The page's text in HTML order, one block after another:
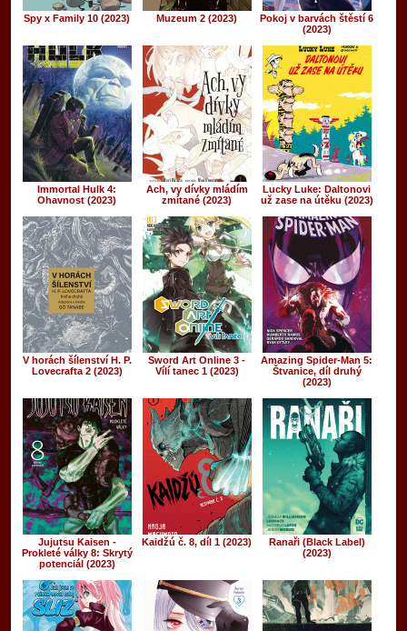
Spy x Family 10 (2023) Muzeum 2 (2023)
Pokoj v barvách štěstí 6
(2023)
Immortal Hulk 4:
Ohavnost (2023)
Ach, vy dívky mládím
zmítané (2023)
Lucky Luke: Daltonovi
už zase na útěku (2023)
V horách šílenství H. P.
Lovecrafta 2 (2023)
Sword Art Online 3 -
Vílí tanec 1 (2023)
Amazing Spider-Man 5:
Štvanice, díl druhý
(2023)
Jujutsu Kaisen -
Prokleté války 8: Skrytý
potenciál (2023)
Kaidžú č. 8, díl 1 (2023)
Ranaři (Black Label)
(2023)